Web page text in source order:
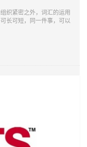
织紧密之外，词汇的运用
可短，同一件事，可以